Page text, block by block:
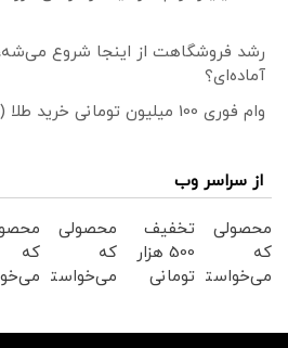
رشد فروشگاهت از اینجا شروع می‌شه،
آماده‌ای؟
وام فوری 100 میلیون تومانی خرید طلا (بدون ضامن)
از سراسر وب
محصولی
که
می‌خواستی
تخفیف
500 هزار
تومانی
محصولی
که
می‌خواستی
که